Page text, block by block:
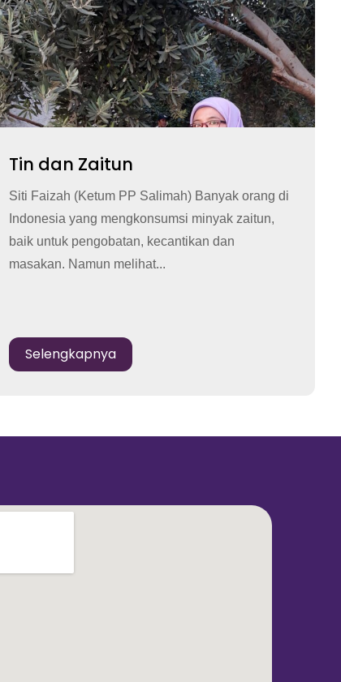
Tin dan Zaitun
Siti Faizah (Ketum PP Salimah) Banyak orang di
Indonesia yang mengkonsumsi minyak zaitun,
baik untuk pengobatan, kecantikan dan
masakan. Namun melihat...
Selengkapnya